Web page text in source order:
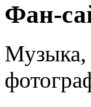
Фан-
Музыка,